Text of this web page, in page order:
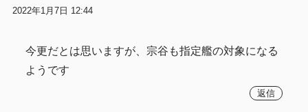
2022年1月7日 12:44
今更だとは思いますが、宗谷も指定艦の対象になる
ようです
返信